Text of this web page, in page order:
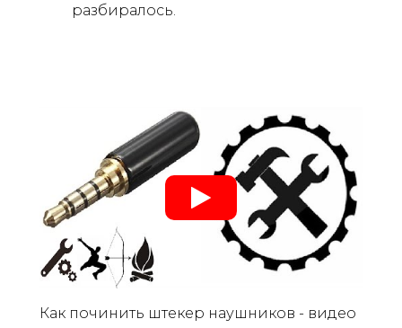
разбиралось.
Как починить штекер наушников - видео